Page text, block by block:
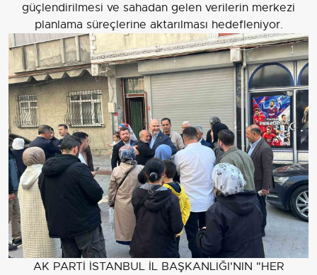
güçlendirilmesi ve sahadan gelen verilerin merkezi
planlama süreçlerine aktarılması hedefleniyor.
AK PARTİ İSTANBUL İL BAŞKANLIĞI'NIN "HER